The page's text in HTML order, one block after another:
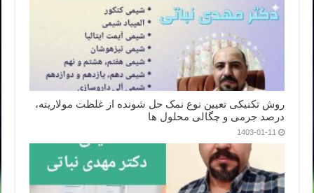
روش تکنیکی تعیین نوع نمک حل شونده از غلظت مولاریته،
درصد جرمی و چگالی محلول ها
1403-01-11